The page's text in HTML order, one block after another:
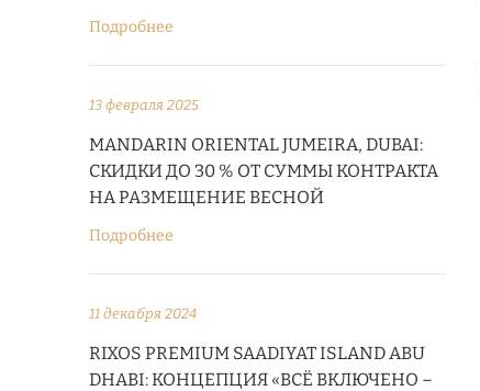
Подробнее
13 февраля 2025
MANDARIN ORIENTAL JUMEIRA, DUBAI:
СКИДКИ ДО 30 % ОТ СУММЫ КОНТРАКТА
НА РАЗМЕЩЕНИЕ ВЕСНОЙ
Подробнее
11 декабря 2024
RIXOS PREMIUM SAADIYAT ISLAND ABU
DHABI: КОНЦЕПЦИЯ «ВСЁ ВКЛЮЧЕНО –